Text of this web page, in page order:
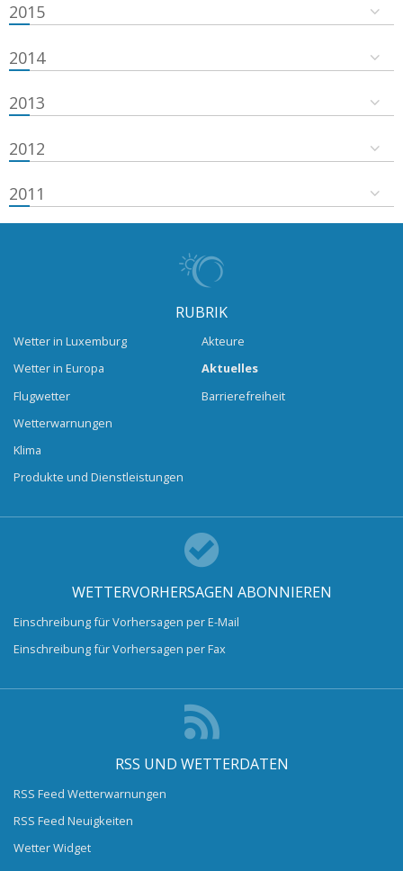
2015
2014
2013
2012
2011
RUBRIK
Wetter in Luxemburg
Wetter in Europa
Flugwetter
Wetterwarnungen
Klima
Produkte und Dienstleistungen
Akteure
Aktuelles
Barrierefreiheit
WETTERVORHERSAGEN ABONNIEREN
Einschreibung für Vorhersagen per E-Mail
Einschreibung für Vorhersagen per Fax
RSS UND WETTERDATEN
RSS Feed Wetterwarnungen
RSS Feed Neuigkeiten
Wetter Widget